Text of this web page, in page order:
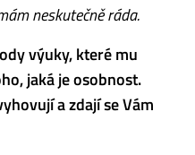
neskutečně ráda.
výuky, které mu
jaká je osobnost.
a zdají se Vám